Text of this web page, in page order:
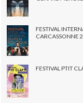
FESTIVAL
CARCASSONNE
FESTIVAL PTIT